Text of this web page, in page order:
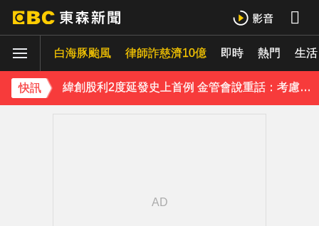
白海豚颱風 律師詐慈濟10億 即時 熱門 生活
快訊
慈濟採購BNT遭詐10億 基金會：將全力配合調查
防空演習登場！高雄街頭瞬間淨空 直擊畫面曝光
緯創股利2度延發史上首例 金管會說重話：考慮收回股務自辦